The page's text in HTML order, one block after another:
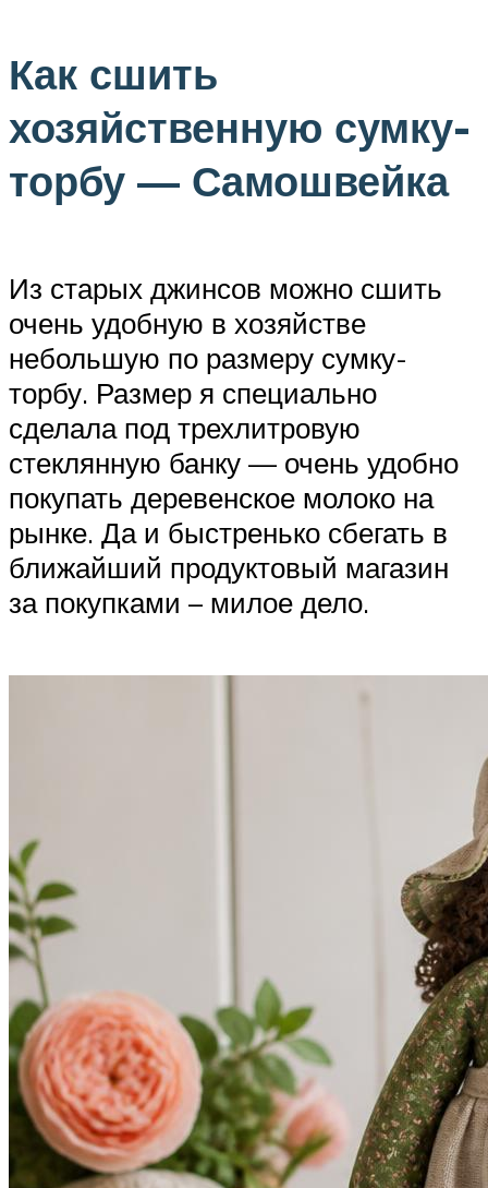
Как сшить
хозяйственную сумку-
торбу — Самошвейка
Из старых джинсов можно сшить
очень удобную в хозяйстве
небольшую по размеру сумку-
торбу. Размер я специально
сделала под трехлитровую
стеклянную банку — очень удобно
покупать деревенское молоко на
рынке. Да и быстренько сбегать в
ближайший продуктовый магазин
за покупками – милое дело.